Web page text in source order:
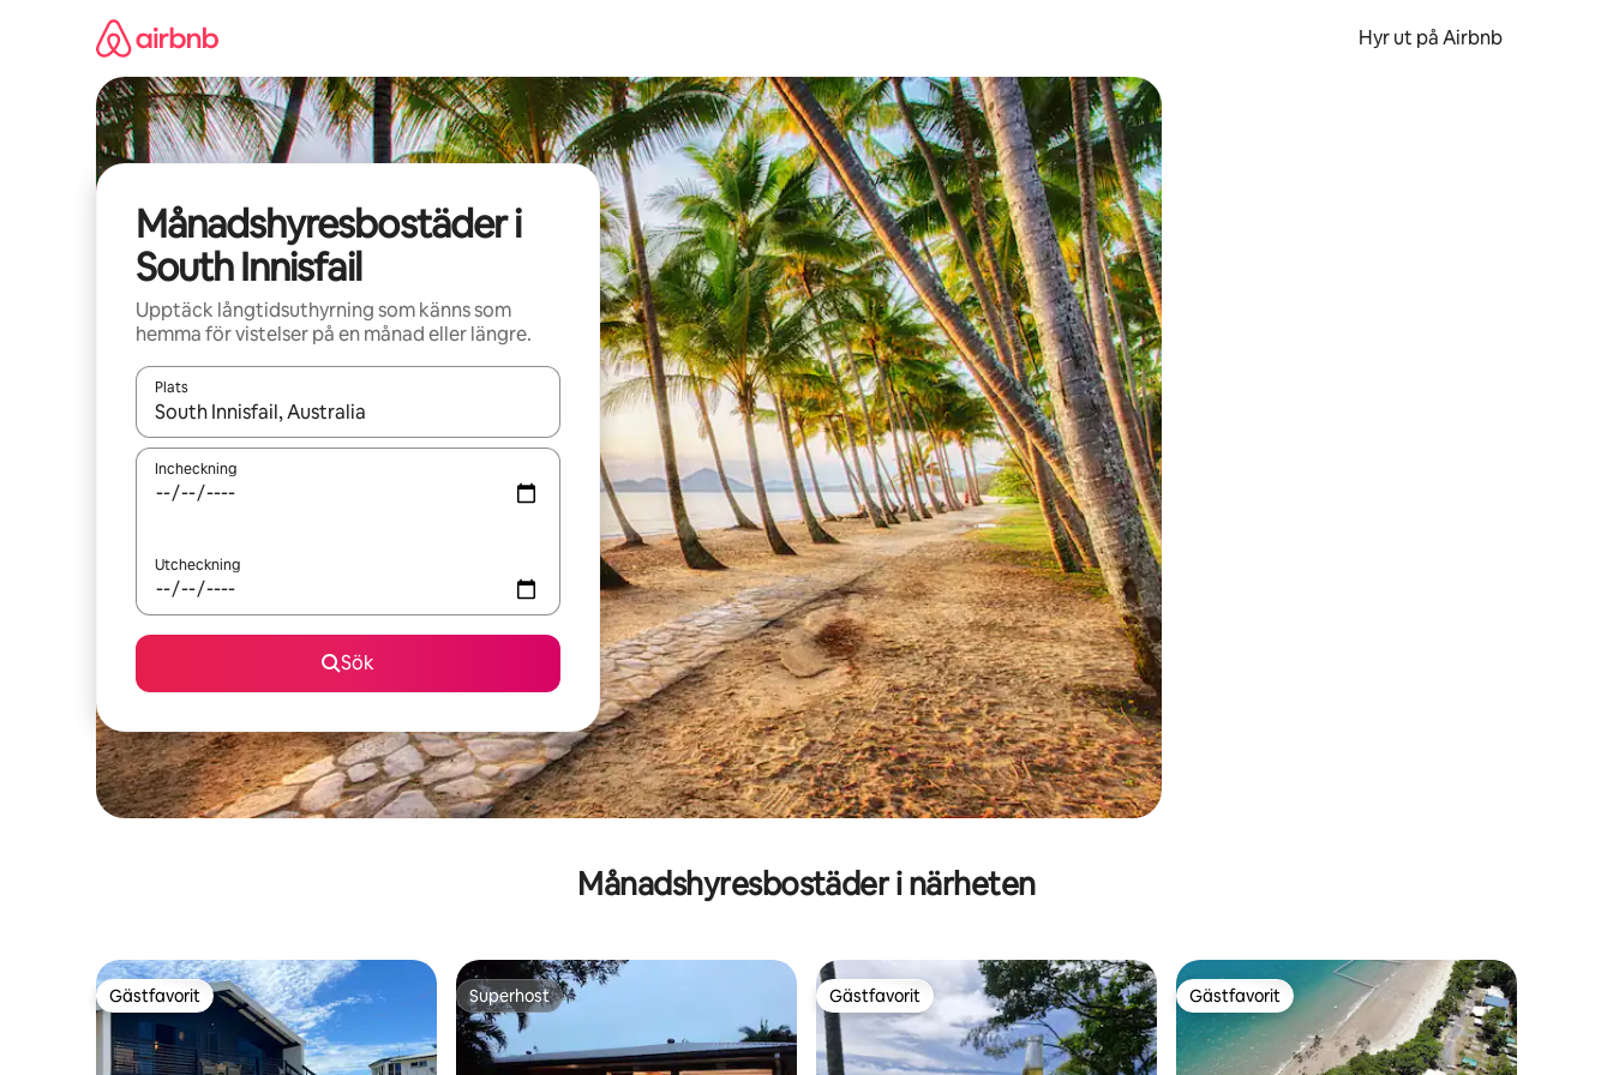
Hyr ut på Airbnb
Månadshyresbostäder i
South Innisfail
Upptäck långtidsuthyrning som känns som
hemma för vistelser på en månad eller längre.
Plats
När resultaten är tillgängliga kan du navigera med upp- och nedåtpilarna eller utforska genom att trycka eller svepa.
Incheckning
Utcheckning
Sök
Månadshyresbostäder i närheten
Gästfavorit
Gästfavorit Superhost
Superhost Gästfavorit
Gästfavorit Gästfavorit
Gästfavorit